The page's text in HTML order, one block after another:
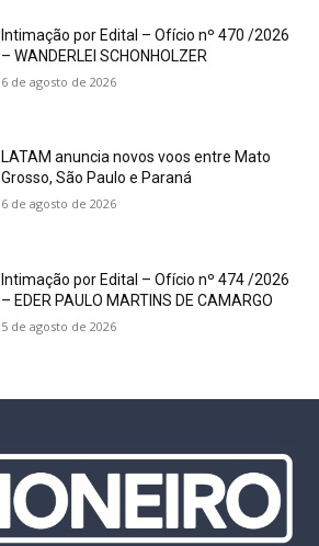
Intimação por Edital – Ofício nº 470 /2026
– WANDERLEI SCHONHOLZER
6 de agosto de 2026
LATAM anuncia novos voos entre Mato
Grosso, São Paulo e Paraná
6 de agosto de 2026
Intimação por Edital – Ofício nº 474 /2026
– EDER PAULO MARTINS DE CAMARGO
5 de agosto de 2026